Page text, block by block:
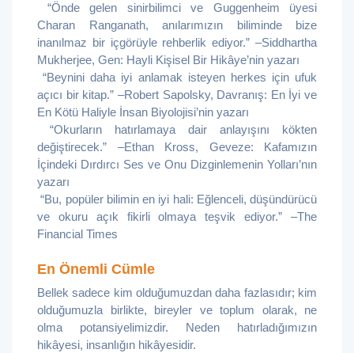
“Önde gelen sinirbilimci ve Guggenheim üyesi
Charan Ranganath, anılarımızın biliminde bize
inanılmaz bir içgörüyle rehberlik ediyor.” –Siddhartha
Mukherjee, Gen: Hayli Kişisel Bir Hikâye’nin yazarı
“Beynini daha iyi anlamak isteyen herkes için ufuk
açıcı bir kitap.” –Robert Sapolsky, Davranış: En İyi ve
En Kötü Haliyle İnsan Biyolojisi’nin yazarı
“Okurların hatırlamaya dair anlayışını kökten
değiştirecek.” –Ethan Kross, Geveze: Kafamızın
İçindeki Dırdırcı Ses ve Onu Dizginlemenin Yolları’nın
yazarı
“Bu, popüler bilimin en iyi hali: Eğlenceli, düşündürücü
ve okuru açık fikirli olmaya teşvik ediyor.” –The
Financial Times
En Önemli Cümle
Bellek sadece kim olduğumuzdan daha fazlasıdır; kim
olduğumuzla birlikte, bireyler ve toplum olarak, ne
olma potansiyelimizdir. Neden hatırladığımızın
hikâyesi, insanlığın hikâyesidir.